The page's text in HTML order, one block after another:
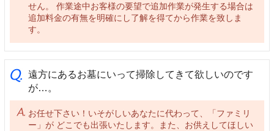
せん。 作業途中お客様の要望で追加作業が発生する場合は
追加料金の有無を明確にし了解を得てから作業を致しま
す。
遠方にあるお墓にいって掃除してきて欲しいのです
が…。
お任せ下さい！いそがしいあなたに代わって、「ファミリ
ー」が どこでも出張いたします。また、お供えしてほしい